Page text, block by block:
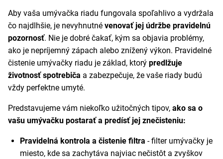
Aby vaša umývačka riadu fungovala spoľahlivo a vydržala
čo najdlhšie, je nevyhnutné venovať jej údržbe pravidelnú
pozornosť. Nie je dobré čakať, kým sa objavia problémy,
ako je nepríjemný zápach alebo znížený výkon. Pravidelné
čistenie umývačky riadu je základ, ktorý predlžuje
životnosť spotrebiča a zabezpečuje, že vaše riady budú
vždy perfektne umyté.
Predstavujeme vám niekoľko užitočných tipov, ako sa o
vašu umývačku postarať a predísť jej znečisteniu:
Pravidelná kontrola a čistenie filtra - filter umývačky je
miesto, kde sa zachytáva najviac nečistôt a zvyškov